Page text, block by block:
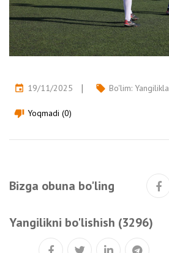
event 19/11/2025 local_offer Bo'lim:
thumb_down Yoqmadi (0)
Bizga obuna bo'ling
Yangilikni bo'lishish (3296)